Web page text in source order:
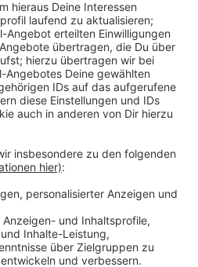
konnte nur noch den
Das Opfer lebte seit vier
war der Polizei bereits
bekannt. Laut
den Schüssen zwei
in Richtung Alter
sein. Beide trugen jeweils
der Verdächtigen hatte
Logo an.
der Polizei:
groß und hatte eine
dunkle Jacke, eine helle